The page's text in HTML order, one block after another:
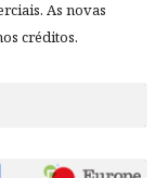
As novas
créditos.